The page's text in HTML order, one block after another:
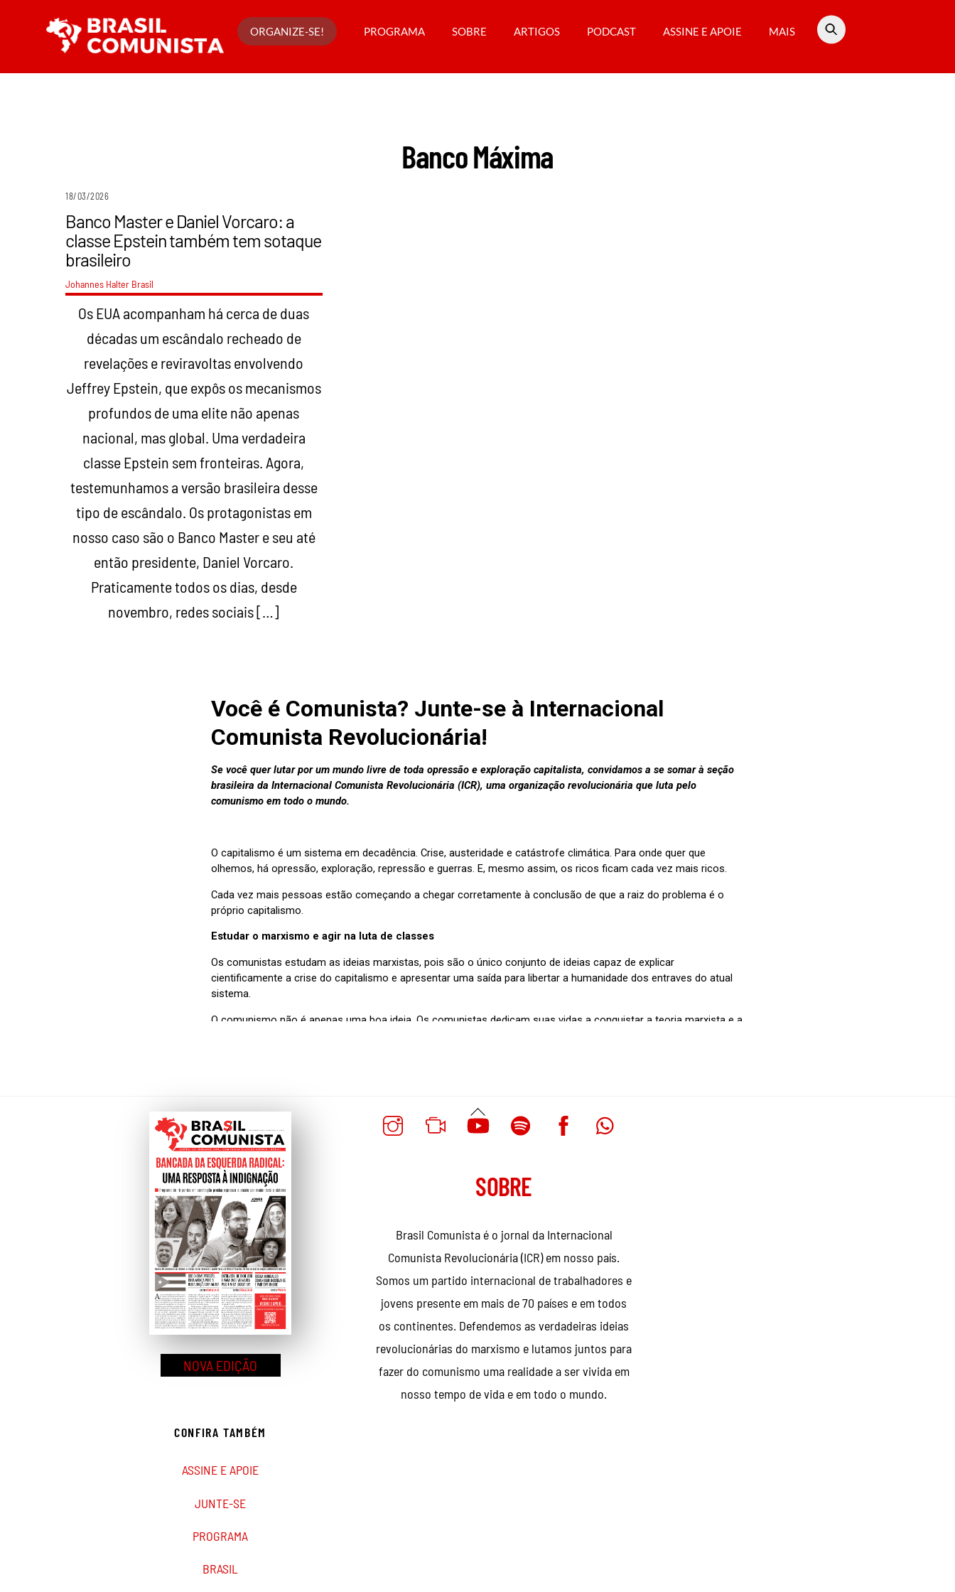
conteúdo
ORGANIZE-SE! PROGRAMA SOBRE ARTIGOS PODCAST ASSINE E APOIE MAIS
Banco Máxima
18/03/2026
Banco Master e Daniel Vorcaro: a
classe Epstein também tem sotaque
brasileiro
Johannes Halter Brasil
Os EUA acompanham há cerca de duas
décadas um escândalo recheado de
revelações e reviravoltas envolvendo
Jeffrey Epstein, que expôs os mecanismos
profundos de uma elite não apenas
nacional, mas global. Uma verdadeira
classe Epstein sem fronteiras. Agora,
testemunhamos a versão brasileira desse
tipo de escândalo. Os protagonistas em
nosso caso são o Banco Master e seu até
então presidente, Daniel Vorcaro.
Praticamente todos os dias, desde
novembro, redes sociais […]
Voltar
Ao
NOVA EDIÇÃO
SOBRE
Brasil Comunista é o jornal da Internacional
Comunista Revolucionária (ICR) em nosso país.
Somos um partido internacional de trabalhadores e
jovens presente em mais de 70 países e em todos
os continentes. Defendemos as verdadeiras ideias
revolucionárias do marxismo e lutamos juntos para
fazer do comunismo uma realidade a ser vivida em
nosso tempo de vida e em todo o mundo.
CONFIRA TAMBÉM
ASSINE E APOIE
JUNTE-SE
PROGRAMA
BRASIL